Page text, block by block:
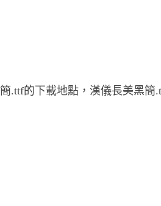
簡.ttf的下載地點，漢儀長美黑